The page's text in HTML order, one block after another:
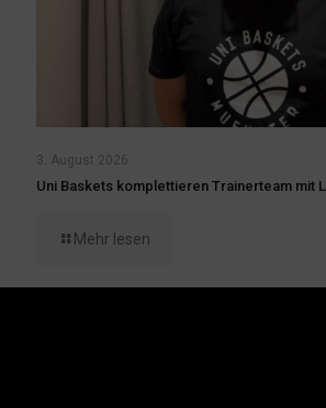
3. August 2026
Uni Baskets komplettieren Trainerteam mit
Mehr lesen